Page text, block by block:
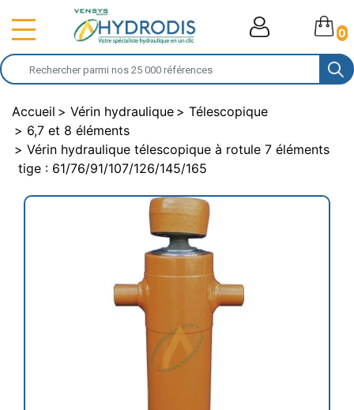
0
Accueil Vérin hydraulique
Télescopique
6,7 et 8 éléments
Vérin hydraulique télescopique à rotule 7 éléments
tige : 61/76/91/107/126/145/165